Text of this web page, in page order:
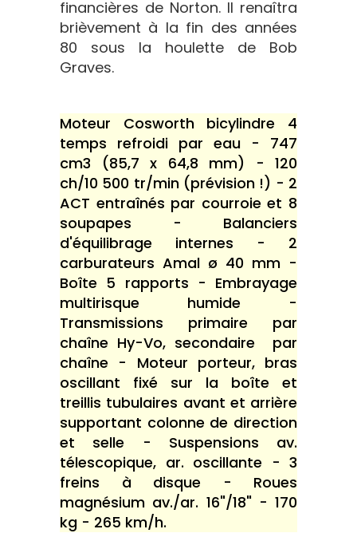
financières de Norton. Il renaîtra
brièvement à la fin des années
80 sous la houlette de Bob
Graves.
Moteur Cosworth bicylindre 4
temps refroidi par eau - 747
cm3 (85,7 x 64,8 mm) - 120
ch/10 500 tr/min (prévision !) - 2
ACT entraînés par courroie et 8
soupapes - Balanciers
d'équilibrage internes - 2
carburateurs Amal ø 40 mm -
Boîte 5 rapports - Embrayage
multirisque humide -
Transmissions primaire par
chaîne Hy-Vo, secondaire par
chaîne - Moteur porteur, bras
oscillant fixé sur la boîte et
treillis tubulaires avant et arrière
supportant colonne de direction
et selle - Suspensions av.
télescopique, ar. oscillante - 3
freins à disque - Roues
magnésium av./ar. 16"/18" - 170
kg - 265 km/h.